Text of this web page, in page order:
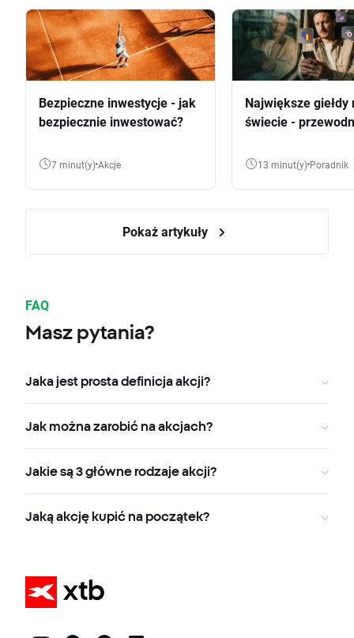
Bezpieczne inwestycje - jak
bezpiecznie inwestować?
7 minut(y) Akcje
Największe giełdy
świecie -
13 minut(y) Poradnik
Pokaż artykuły
FAQ
Masz pytania?
Jaka jest prosta definicja akcji?
Jak można zarobić na akcjach?
Jakie są 3 główne rodzaje akcji?
Jaką akcję kupić na początek?